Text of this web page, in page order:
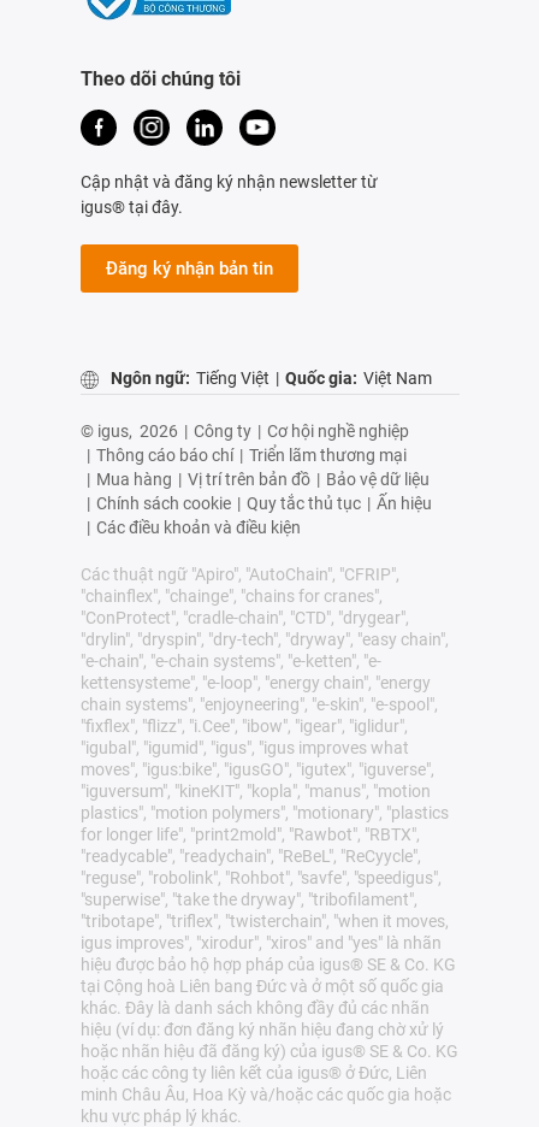
Theo dõi chúng tôi
Cập nhật và đăng ký nhận newsletter từ
igus® tại đây.
Đăng ký nhận bản tin
Ngôn ngữ: Tiếng Việt | Quốc gia: Việt Nam
© igus, 2026 | Công ty | Cơ hội nghề nghiệp
| Thông cáo báo chí | Triển lãm thương mại
| Mua hàng | Vị trí trên bản đồ | Bảo vệ dữ liệu
| Chính sách cookie | Quy tắc thủ tục | Ấn hiệu
| Các điều khoản và điều kiện
Các thuật ngữ "Apiro", "AutoChain", "CFRIP",
"chainflex", "chainge", "chains for cranes",
"ConProtect", "cradle-chain", "CTD", "drygear",
"drylin", "dryspin", "dry-tech", "dryway", "easy chain",
"e-chain", "e-chain systems", "e-ketten", "e-
kettensysteme", "e-loop", "energy chain", "energy
chain systems", "enjoyneering", "e-skin", "e-spool",
"fixflex", "flizz", "i.Cee", "ibow", "igear", "iglidur",
"igubal", "igumid", "igus", "igus improves what
moves", "igus:bike", "igusGO", "igutex", "iguverse",
"iguversum", "kineKIT", "kopla", "manus", "motion
plastics", "motion polymers", "motionary", "plastics
for longer life", "print2mold", "Rawbot", "RBTX",
"readycable", "readychain", "ReBeL", "ReCyycle",
"reguse", "robolink", "Rohbot", "savfe", "speedigus",
"superwise", "take the dryway", "tribofilament",
"tribotape", "triflex", "twisterchain", "when it moves,
igus improves", "xirodur", "xiros" and "yes" là nhãn
hiệu được bảo hộ hợp pháp của igus® SE & Co. KG
tại Cộng hoà Liên bang Đức và ở một số quốc gia
khác. Đây là danh sách không đầy đủ các nhãn
hiệu (ví dụ: đơn đăng ký nhãn hiệu đang chờ xử lý
hoặc nhãn hiệu đã đăng ký) của igus® SE & Co. KG
hoặc các công ty liên kết của igus® ở Đức, Liên
minh Châu Âu, Hoa Kỳ và/hoặc các quốc gia hoặc
khu vực pháp lý khác.